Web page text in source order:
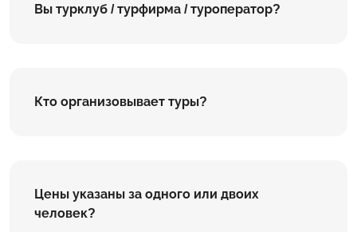
Вы турклуб / турфирма / туроператор?
Кто организовывает туры?
Цены указаны за одного или двоих
человек?